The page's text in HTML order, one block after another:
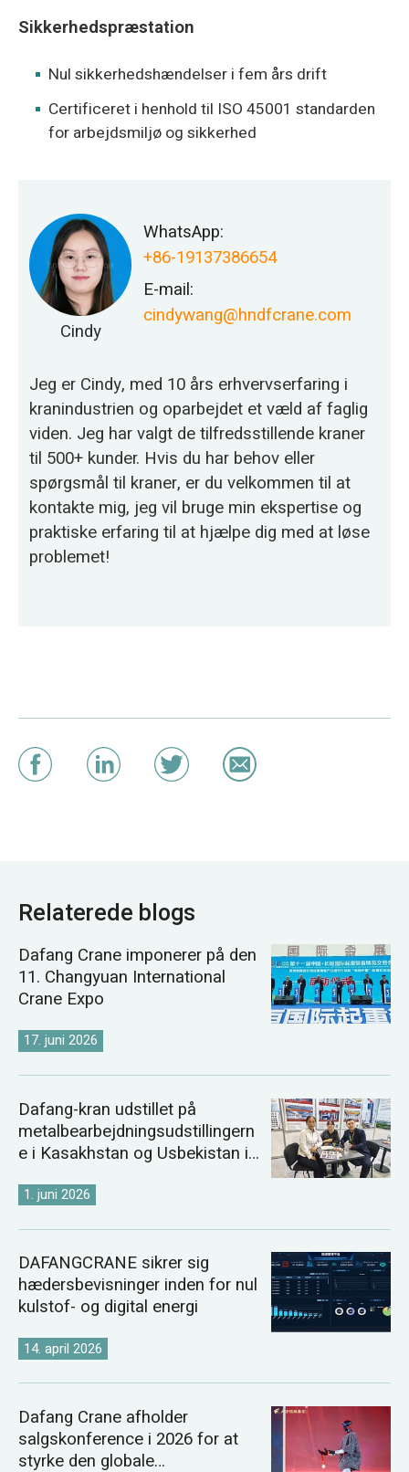
Sikkerhedspræstation
Nul sikkerhedshændelser i fem års drift
Certificeret i henhold til ISO 45001 standarden
for arbejdsmiljø og sikkerhed
Cindy
WhatsApp:
+86-19137386654
E-mail:
cindywang@hndfcrane.com
Jeg er Cindy, med 10 års erhvervserfaring i
kranindustrien og oparbejdet et væld af faglig
viden. Jeg har valgt de tilfredsstillende kraner
til 500+ kunder. Hvis du har behov eller
spørgsmål til kraner, er du velkommen til at
kontakte mig, jeg vil bruge min ekspertise og
praktiske erfaring til at hjælpe dig med at løse
problemet!
Relaterede blogs
Dafang Crane imponerer på den
11. Changyuan International
Crane Expo
17. juni 2026
Dafang-kran udstillet på
metalbearbejdningsudstillingern
e i Kasakhstan og Usbekistan i
1. juni 2026
DAFANGCRANE sikrer sig
hædersbevisninger inden for nul
kulstof- og digital energi
14. april 2026
Dafang Crane afholder
salgskonference i 2026 for at
styrke den globale